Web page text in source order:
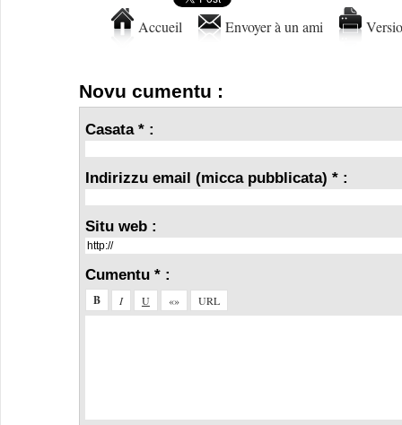
Accueil Envoyer à un ami
Novu cumentu :
Casata * :
Indirizzu email (micca pubblicata) * :
Situ web :
Cumentu * :